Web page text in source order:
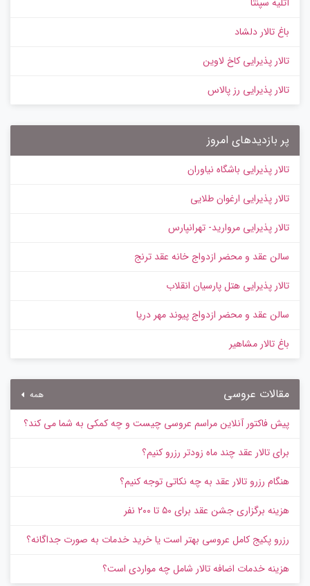
باغ تالار دلشاد
تالار پذیرایی کاخ لاوین
تالار پذیرایی رز پالاس
پر بازدیدهای امروز
تالار پذیرایی باشگاه نیاوران
تالار پذیرایی ارغوان طلایی
تالار پذیرایی مروارید- تهرانپارس
سالن عقد و محضر ازدواج خانه عقد ترنج
تالار پذیرایی هتل پارسیان انقلاب
سالن عقد و محضر ازدواج پیوند مهر دریا
باغ تالار مشاهیر
مقالات عروسی همه
پیش‌ فاکتور آنلاین مراسم عروسی چیست و چه کمکی به شما می کند؟
برای تالار عقد چند ماه زودتر رزرو کنیم؟
هنگام رزرو تالار عقد به چه نکاتی توجه کنیم؟
هزینه برگزاری جشن عقد برای ۵۰ تا ۲۰۰ نفر
رزرو پکیج کامل عروسی بهتر است یا خرید خدمات به‌ صورت جداگانه؟
هزینه خدمات اضافه تالار شامل چه مواردی است؟